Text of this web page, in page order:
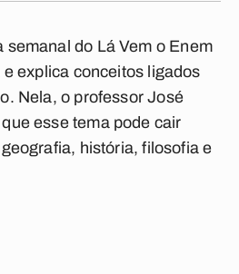
semanal do Lá Vem o Enem
explica conceitos ligados
Nela, o professor José
esse tema pode cair
história, filosofia e